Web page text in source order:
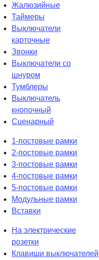
Жалюзийные
Таймеры
Выключатели
карточные
Звонки
Выключатели со
шнуром
Тумблеры
Выключатель
кнопочный
Сценарный
1-постовые рамки
2-постовые рамки
3-постовые рамки
4-постовые рамки
5-постовые рамки
Модульные рамки
Вставки
На электрические
розетки
Клавиши выключателей